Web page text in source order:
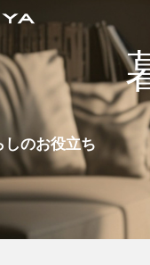
しのお役立ち